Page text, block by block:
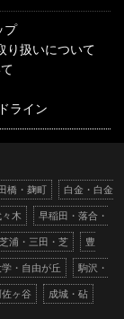
プ
り扱いについて
ライン
橋・麹町 白金・白金
木 早稲田・落合・
芝浦・三田・芝 豊
・自由が丘 駒沢・
ヶ谷 成城・砧